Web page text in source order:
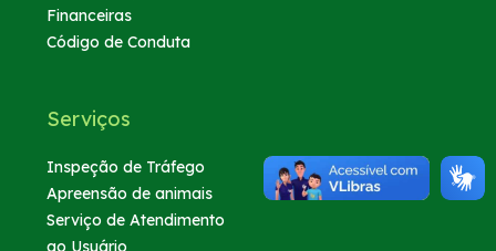
Vídeos
Sustentabilidade
Compromissos Agenda ESG 2030
Financeiras
Código de Conduta
Serviços
Inspeção de Tráfego
Apreensão de animais
Serviço de Atendimento
ao Usuário